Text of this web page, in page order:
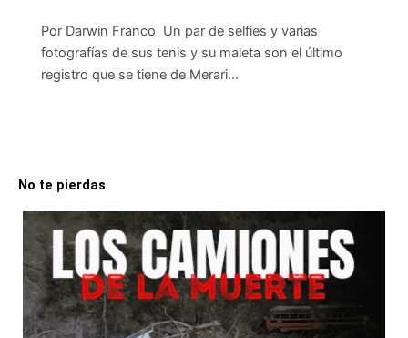
Por Darwin Franco Un par de selfies y varias
fotografías de sus tenis y su maleta son el último
registro que se tiene de Merari…
No te pierdas